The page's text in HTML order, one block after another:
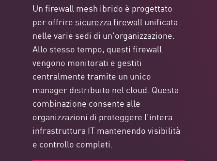
Un firewall mesh ibrido è progettato
per offrire sicurezza firewallunificata
nelle varie sedi di un'organizzazione.
Allo stesso tempo, questi firewall
vengono monitorati e gestiti
centralmente tramite un unico
manager distribuito nel cloud. Questa
combinazione consente alle
organizzazioni di proteggere l'intera
infrastruttura IT mantenendo visibilità
e controllo completi.